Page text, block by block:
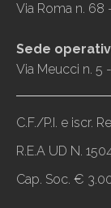
Via Roma n. 68
Sede
Via Meucci n. 5
C.F./P.I. e iscr.
R.E.A UD N.
Cap. Soc. €